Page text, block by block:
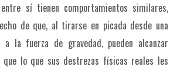
sí tienen comportamientos similares,
de que, al tirarse en picada desde una
la fuerza de gravedad, pueden alcanzar
que lo que sus destrezas físicas reales les